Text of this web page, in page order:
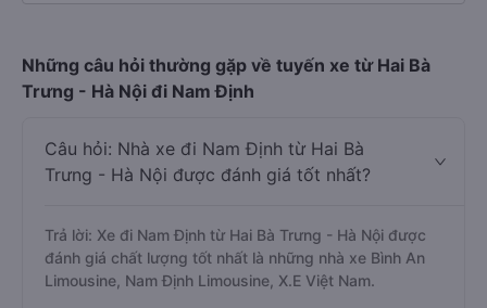
Những câu hỏi thường gặp về tuyến xe từ Hai Bà
Trưng - Hà Nội đi Nam Định
Câu hỏi: Nhà xe đi Nam Định từ Hai Bà
Trưng - Hà Nội được đánh giá tốt nhất?
Trả lời: Xe đi Nam Định từ Hai Bà Trưng - Hà Nội được
đánh giá chất lượng tốt nhất là những nhà xe Bình An
Limousine, Nam Định Limousine, X.E Việt Nam.